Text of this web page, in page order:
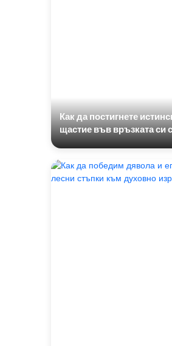
Как да постигнете
щастие във връзката си